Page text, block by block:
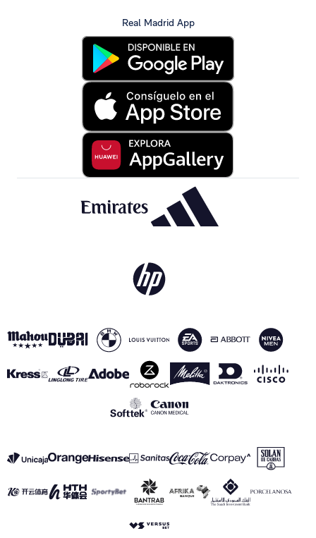
Real Madrid App